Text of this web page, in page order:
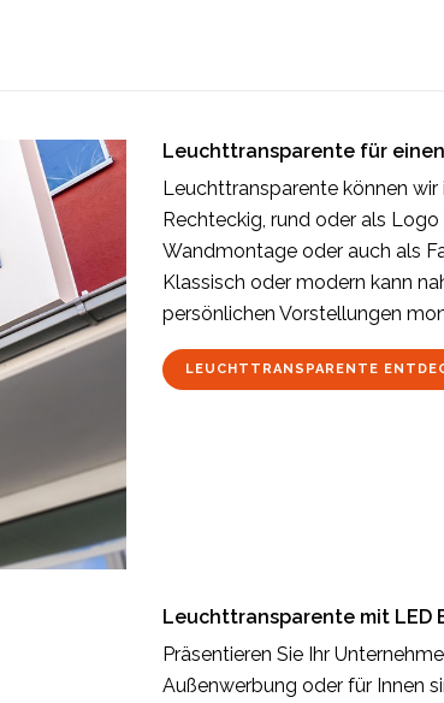
Leuchttransparente für
Leuchttransparente können
Rechteckig, rund oder als
Wandmontage oder auch als
Klassisch oder modern kann
persönlichen Vorstellungen
LEUCHTTRANSPARENTE
Leuchttransparente mit LED
Präsentieren Sie Ihr
Außenwerbung oder für Innen